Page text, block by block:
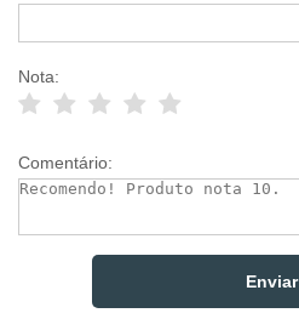
Nota:
Comentário: